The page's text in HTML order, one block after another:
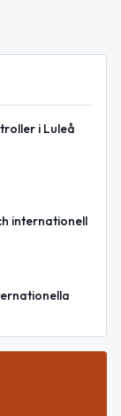
i Luleå
internationell